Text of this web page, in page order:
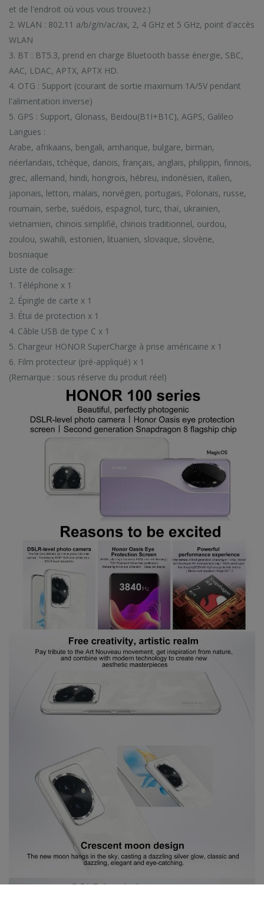
et de l'endroit où vous vous trouvez.)
2. WLAN : 802.11 a/b/g/n/ac/ax, 2, 4 GHz et 5 GHz, point d'accès
WLAN
3. BT : BT5.3, prend en charge Bluetooth basse énergie, SBC,
AAC, LDAC, APTX, APTX HD.
4. OTG : Support (courant de sortie maximum 1A/5V pendant
l'alimentation inverse)
5. GPS : Support, Glonass, Beidou(B1I+B1C), AGPS, Galileo
Langues :
Arabe, afrikaans, bengali, amharique, bulgare, birman,
néerlandais, tchèque, danois, français, anglais, philippin, finnois,
grec, allemand, hindi, hongrois, hébreu, indonésien, italien,
japonais, letton, malais, norvégien, portugais, Polonais, russe,
roumain, serbe, suédois, espagnol, turc, thaï, ukrainien,
vietnamien, chinois simplifié, chinois traditionnel, ourdou,
zoulou, swahili, estonien, lituanien, slovaque, slovène,
bosniaque
Liste de colisage:
1. Téléphone x 1
2. Épingle de carte x 1
3. Étui de protection x 1
4. Câble USB de type C x 1
5. Chargeur HONOR SuperCharge à prise américaine x 1
6. Film protecteur (pré-appliqué) x 1
(Remarque : sous réserve du produit réel)